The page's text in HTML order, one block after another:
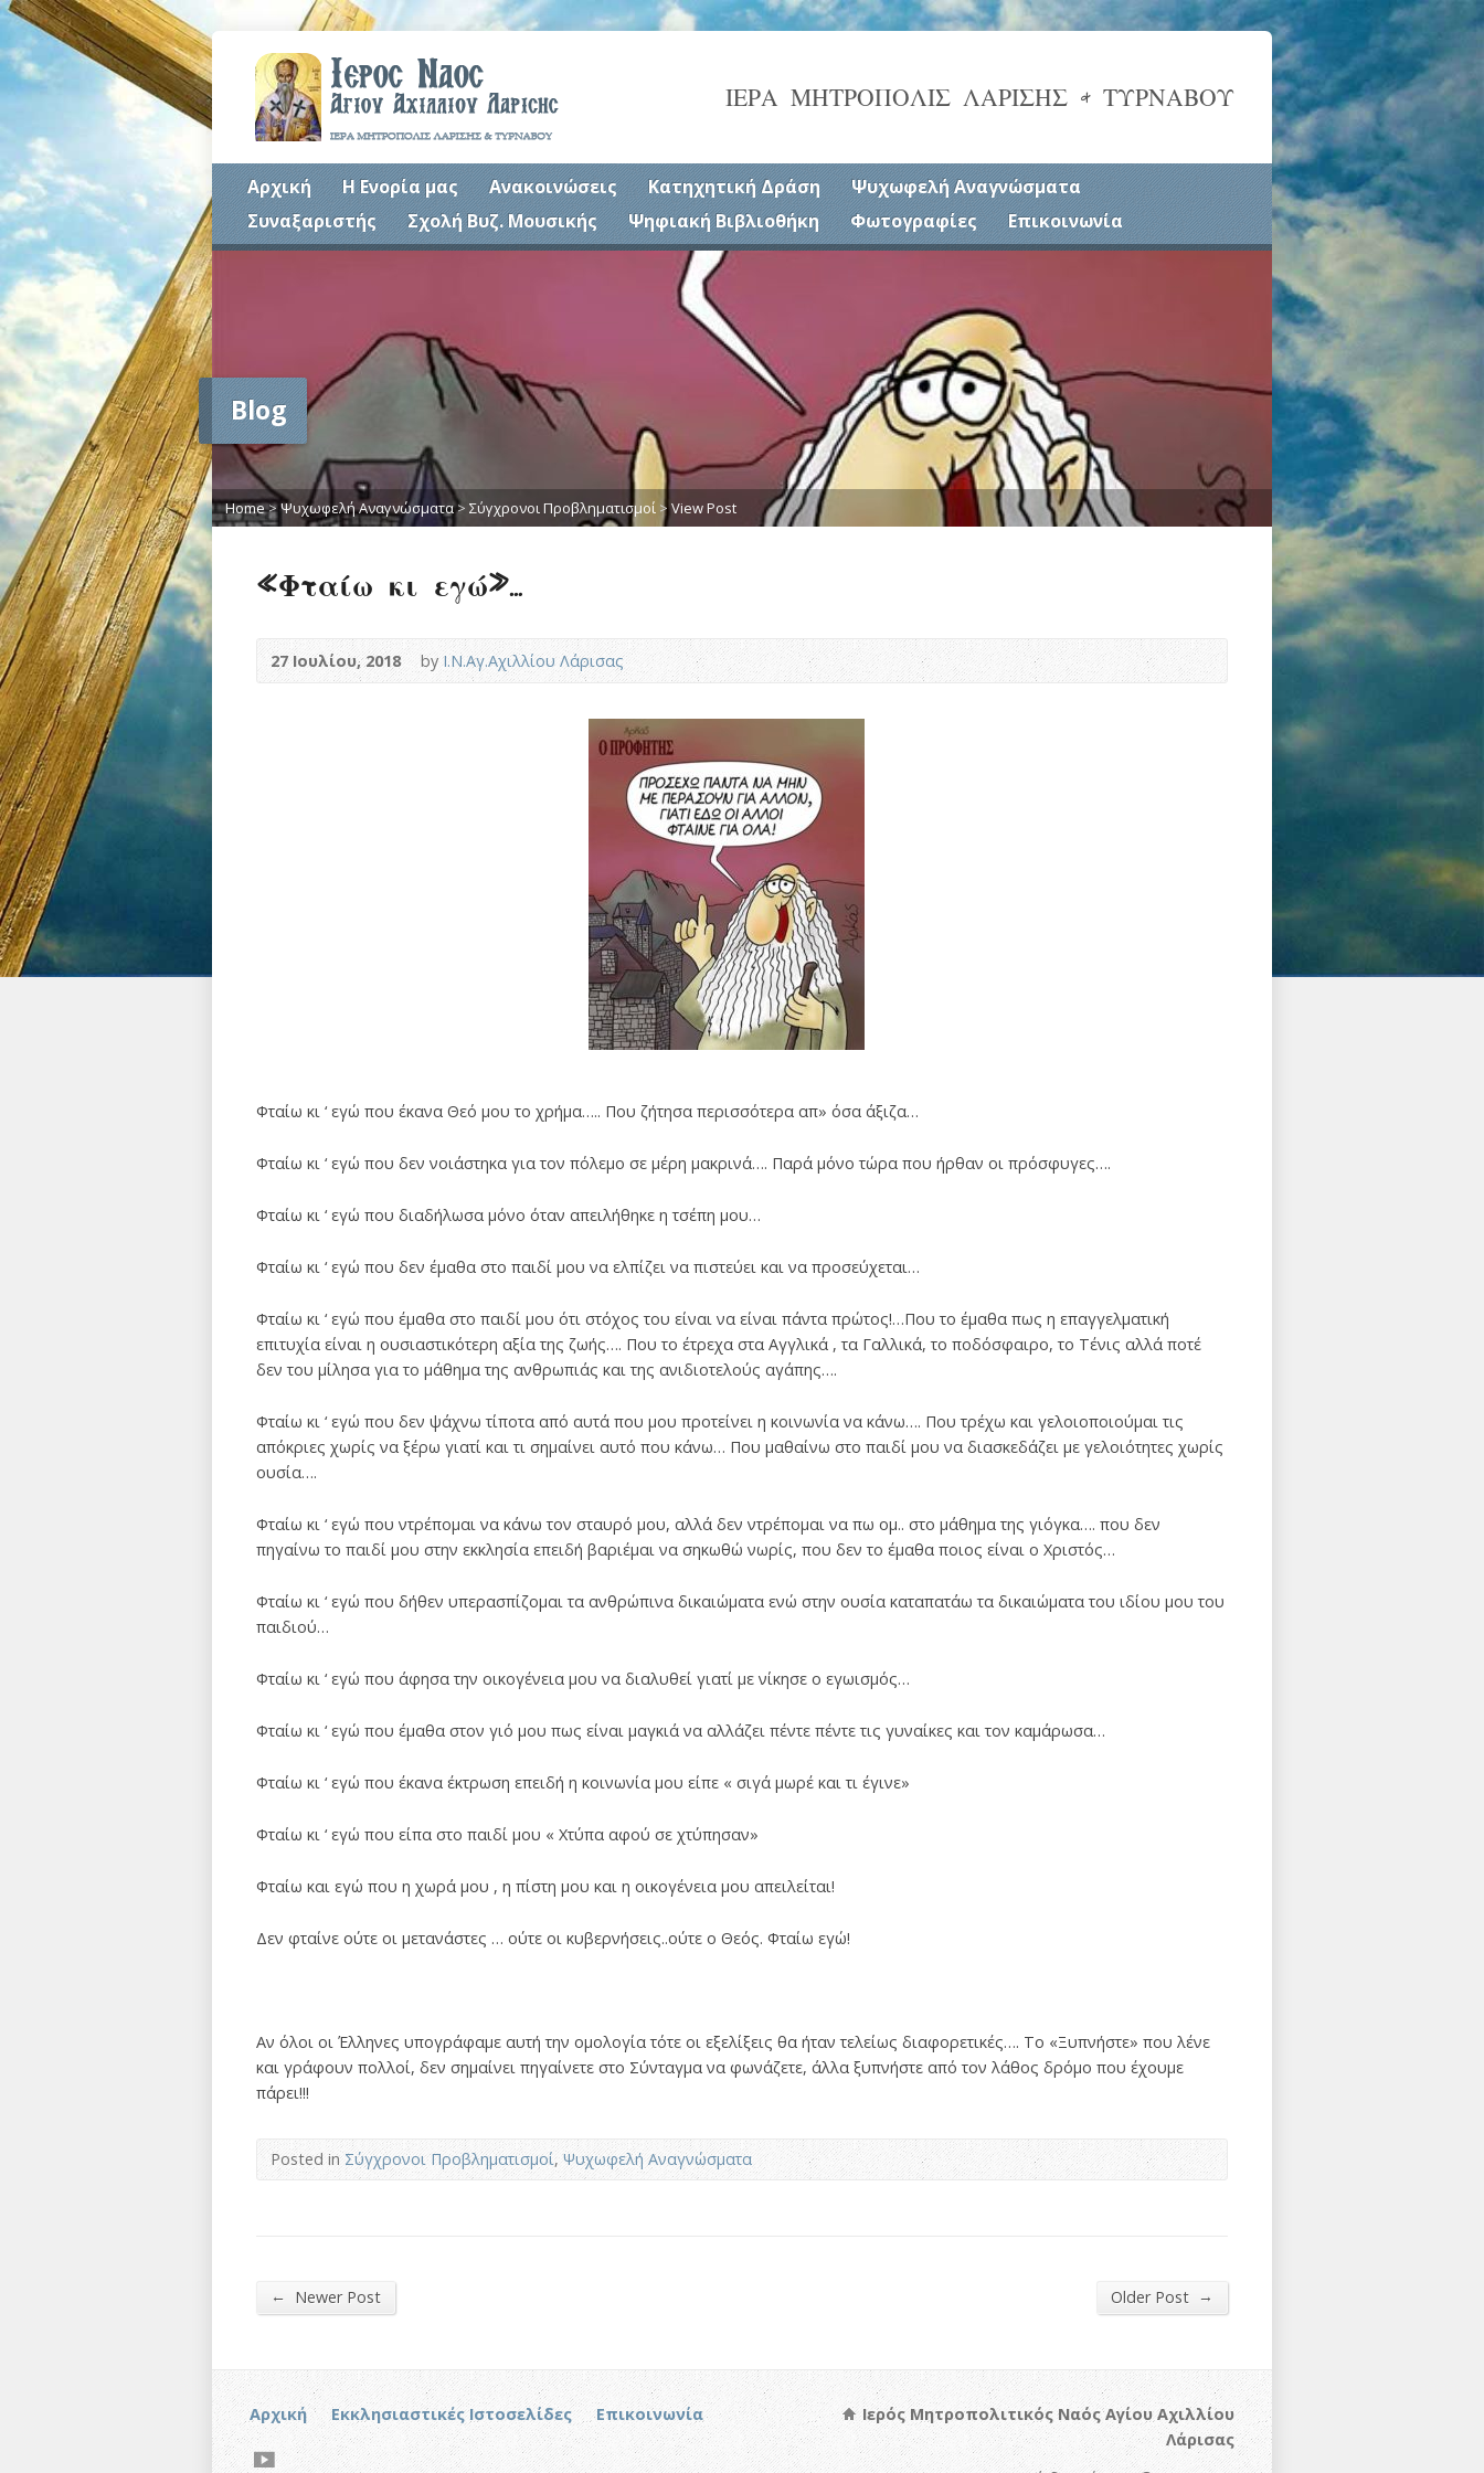
ΙΕΡΑ ΜΗΤΡΟΠΟΛΙΣ ΛΑΡΙΣΗΣ & ΤΥΡΝΑΒΟΥ
Αρχική Η Ενορία μας Ανακοινώσεις Κατηχητική Δράση
Ψυχωφελή Αναγνώσματα
Συναξαριστής
Σχολή Βυζ. Μουσικής Ψηφιακή Βιβλιοθήκη Φωτογραφίες Επικοινωνία
Blog
Home>Ψυχωφελή Αναγνώσματα> Σύγχρονοι Προβληματισμοί > View Post
«Φταίω κι εγώ»…
27 Ιουλίου, 2018 byΙ.Ν.Αγ.Αχιλλίου Λάρισας
Φταίω κι ‘ εγώ που έκανα Θεό μου το χρήμα….. Που ζήτησα περισσότερα απ» όσα άξιζα…
Φταίω κι ‘ εγώ που δεν νοιάστηκα για τον πόλεμο σε μέρη μακρινά…. Παρά μόνο τώρα που ήρθαν οι πρόσφυγες….
Φταίω κι ‘ εγώ που διαδήλωσα μόνο όταν απειλήθηκε η τσέπη μου…
Φταίω κι ‘ εγώ που δεν έμαθα στο παιδί μου να ελπίζει να πιστεύει και να προσεύχεται…
Φταίω κι ‘ εγώ που έμαθα στο παιδί μου ότι στόχος του είναι να είναι πάντα πρώτος!…Που το έμαθα πως η επαγγελματική
επιτυχία είναι η ουσιαστικότερη αξία της ζωής…. Που το έτρεχα στα Αγγλικά , τα Γαλλικά, το ποδόσφαιρο, το Τένις αλλά ποτέ
δεν του μίλησα για το μάθημα της ανθρωπιάς και της ανιδιοτελούς αγάπης….
Φταίω κι ‘ εγώ που δεν ψάχνω τίποτα από αυτά που μου προτείνει η κοινωνία να κάνω…. Που τρέχω και γελοιοποιούμαι τις
απόκριες χωρίς να ξέρω γιατί και τι σημαίνει αυτό που κάνω… Που μαθαίνω στο παιδί μου να διασκεδάζει με γελοιότητες χωρίς
ουσία….
Φταίω κι ‘ εγώ που ντρέπομαι να κάνω τον σταυρό μου, αλλά δεν ντρέπομαι να πω ομ.. στο μάθημα της γιόγκα…. που δεν
πηγαίνω το παιδί μου στην εκκλησία επειδή βαριέμαι να σηκωθώ νωρίς, που δεν το έμαθα ποιος είναι ο Χριστός…
Φταίω κι ‘ εγώ που δήθεν υπερασπίζομαι τα ανθρώπινα δικαιώματα ενώ στην ουσία καταπατάω τα δικαιώματα του ιδίου μου του
παιδιού…
Φταίω κι ‘ εγώ που άφησα την οικογένεια μου να διαλυθεί γιατί με νίκησε ο εγωισμός…
Φταίω κι ‘ εγώ που έμαθα στον γιό μου πως είναι μαγκιά να αλλάζει πέντε πέντε τις γυναίκες και τον καμάρωσα…
Φταίω κι ‘ εγώ που έκανα έκτρωση επειδή η κοινωνία μου είπε « σιγά μωρέ και τι έγινε»
Φταίω κι ‘ εγώ που είπα στο παιδί μου « Χτύπα αφού σε χτύπησαν»
Φταίω και εγώ που η χωρά μου , η πίστη μου και η οικογένεια μου απειλείται!
Δεν φταίνε ούτε οι μετανάστες … ούτε οι κυβερνήσεις..ούτε ο Θεός. Φταίω εγώ!
Αν όλοι οι Έλληνες υπογράφαμε αυτή την ομολογία τότε οι εξελίξεις θα ήταν τελείως διαφορετικές…. Το «Ξυπνήστε» που λένε
και γράφουν πολλοί, δεν σημαίνει πηγαίνετε στο Σύνταγμα να φωνάζετε, άλλα ξυπνήστε από τον λάθος δρόμο που έχουμε
πάρει!!!
Posted inΣύγχρονοι Προβληματισμοί,Ψυχωφελή Αναγνώσματα
← Newer Post Older Post →
Αρχική Εκκλησιαστικές Ιστοσελίδες Επικοινωνία
Ιερός Μητροπολιτικός Ναός Αγίου Αχιλλίου
Λάρισας